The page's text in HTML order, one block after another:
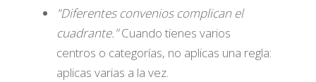
"Diferentes convenios complican el
cuadrante."Cuando tienes varios
centros o categorías, no aplicas una regla:
aplicas varias a la vez.